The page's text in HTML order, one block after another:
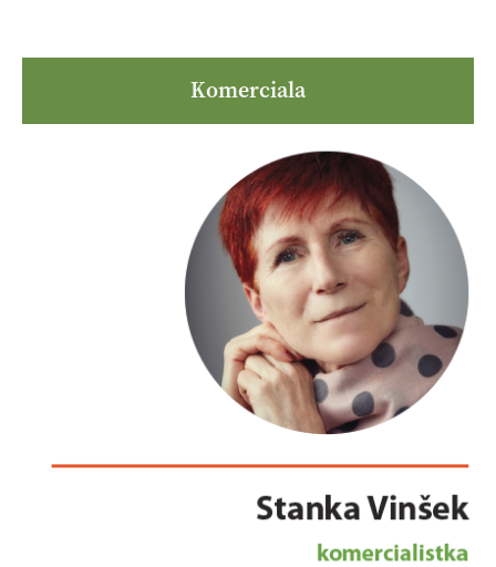
Komerciala